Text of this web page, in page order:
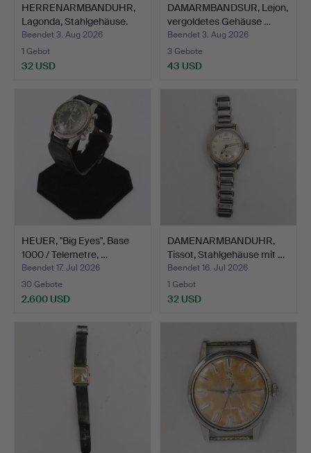
HERRENARMBANDUHR,
Lagonda, Stahlgehäuse.
Beendet 3. Aug 2026
1 Gebot
32 USD
DAMARMBANDSUR, Lejon,
vergoldetes Gehäuse …
Beendet 3. Aug 2026
3 Gebote
43 USD
HEUER, "Big Eyes", Base
1000 / Telemetre, …
Beendet 17. Jul 2026
30 Gebote
2.600 USD
DAMENARMBANDUHR,
Tissot, Stahlgehäuse mit …
Beendet 16. Jul 2026
1 Gebot
32 USD